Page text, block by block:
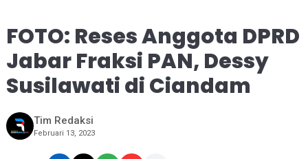
FOTO: Reses Anggota DPRD
Jabar Fraksi PAN, Dessy
Susilawati di Ciandam
Tim Redaksi
Februari 13, 2023